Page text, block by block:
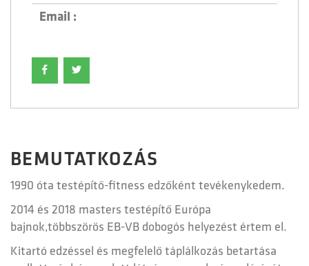
Email :
BEMUTATKOZÁS
1990 óta testépítő-fitness edzőként tevékenykedem.
2014 és 2018 masters testépítő Európa
bajnok,többszörös EB-VB dobogós helyezést értem el.
Kitartó edzéssel és megfelelő táplálkozás betartása